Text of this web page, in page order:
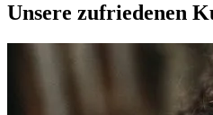
Unsere zufriedenen